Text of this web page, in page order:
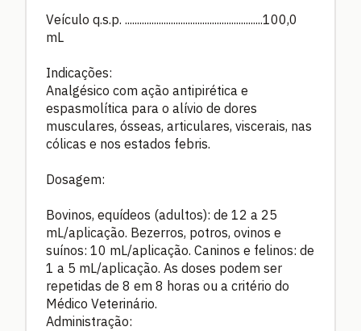
Veículo q.s.p. .........................................................100,0
mL
Indicações:
Analgésico com ação antipirética e
espasmolítica para o alívio de dores
musculares, ósseas, articulares, viscerais, nas
cólicas e nos estados febris.
Dosagem:
Bovinos, equídeos (adultos): de 12 a 25
mL/aplicação. Bezerros, potros, ovinos e
suínos: 10 mL/aplicação. Caninos e felinos: de
1 a 5 mL/aplicação. As doses podem ser
repetidas de 8 em 8 horas ou a critério do
Médico Veterinário.
Administração: